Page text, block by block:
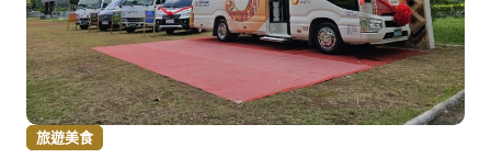
旅遊美食